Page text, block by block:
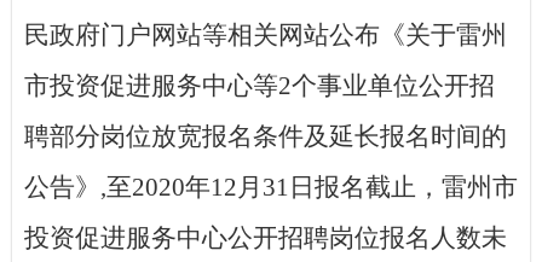
民政府门户网站等相关网站公布《关于雷州
市投资促进服务中心等2个事业单位公开招
聘部分岗位放宽报名条件及延长报名时间的
公告》 ,至2020年12月31日报名截止，雷州市
投资促进服务中心公开招聘岗位报名人数未